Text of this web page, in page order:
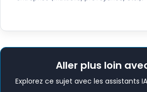
Aller plus loin
Explorez ce sujet avec les assistants